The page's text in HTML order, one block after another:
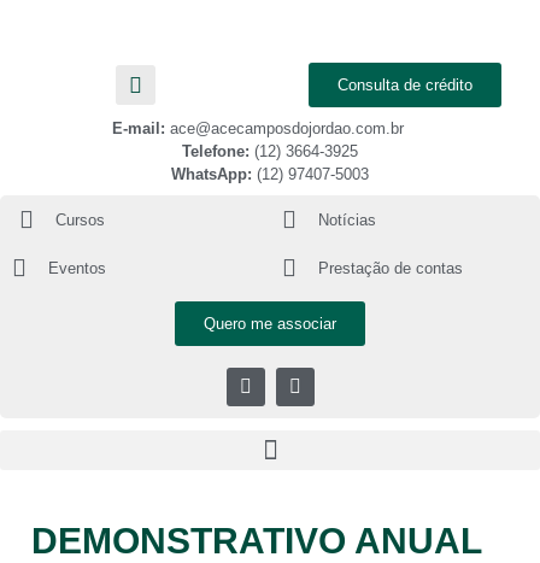
Consulta de crédito
E-mail: ace@acecamposdojordao.com.br
Telefone: (12) 3664-3925
WhatsApp: (12) 97407-5003
Cursos Notícias
Eventos Prestação de contas
Quero me associar
DEMONSTRATIVO ANUAL